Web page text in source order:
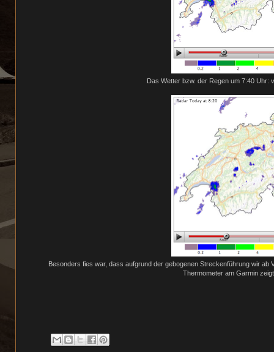
Das Wetter bzw. der Regen um 7:40 Uhr:
Besonders fies war, dass aufgrund der gebogenen Streckenführung wir
Thermometer am Garmin